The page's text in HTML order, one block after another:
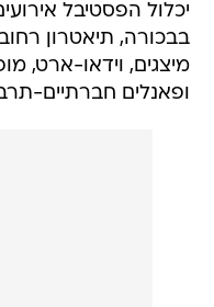
יכלול הפסטיבל
בבכורה, תיאטרון
מיצגים, וידאו-ארט,
ופאנלים חברתיים-